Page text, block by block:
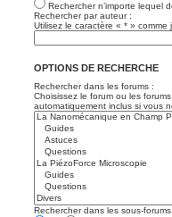
Rechercher n’importe lequel
Rechercher par auteur :
Utilisez le caractère « * » comme
OPTIONS DE RECHERCHE
Rechercher dans les forums :
Choisissez le forum ou les
automatiquement inclus si vous
Rechercher dans les sous-forums